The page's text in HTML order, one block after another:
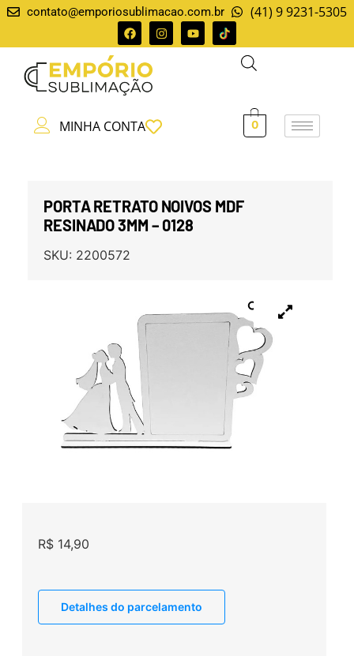
contato@emporiosublimacao.com.br (41) 9 9231-5305
MINHA CONTA 0
PORTA RETRATO NOIVOS MDF
RESINADO 3MM – 0128
SKU: 2200572
R$14,90
Detalhes do parcelamento